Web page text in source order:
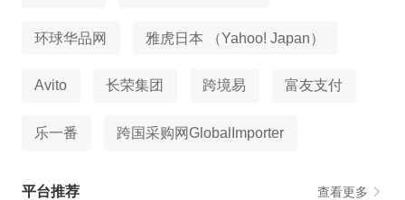
环球华品网 雅虎日本 （Yahoo! Japan）
Avito 长荣集团 跨境易 富友支付
乐一番 跨国采购网GlobalImporter
平台推荐 查看更多